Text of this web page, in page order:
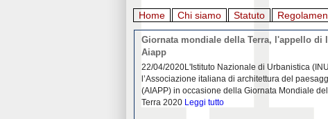
Home Chi siamo Statuto
Giornata mondiale della Terra, l'appello di
Aiapp
22/04/2020L'Istituto Nazionale di Urbanistica
l’Associazione italiana di architettura del
(AIAPP) in occasione della Giornata Mondiale
Terra 2020 Leggi tutto